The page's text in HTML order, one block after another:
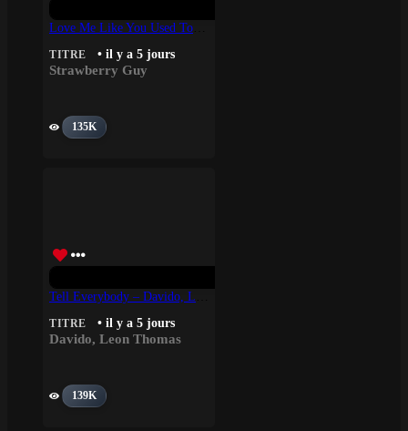
TITRE • il y a 5 jours
Strawberry Guy
135K
TITRE • il y a 5 jours
Davido, Leon Thomas
139K